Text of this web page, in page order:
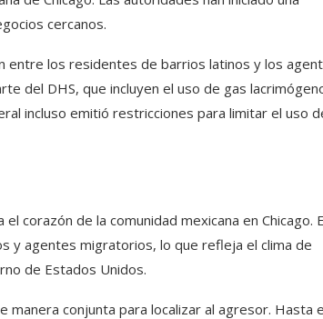
cercanos.
entre los residentes de barrios latinos y los
del DHS, que incluyen el uso de gas
incluso emitió restricciones para limitar el uso
corazón de la comunidad mexicana en Chicago.
y agentes migratorios, lo que refleja el clima de
de Estados Unidos.
conjunta para localizar al agresor. Hasta